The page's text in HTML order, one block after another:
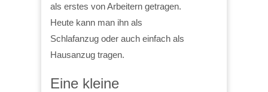
als erstes von Arbeitern getragen.
Heute kann man ihn als
Schlafanzug oder auch einfach als
Hausanzug tragen.
Eine kleine